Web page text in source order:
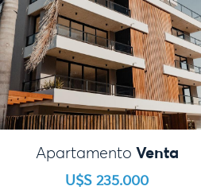
Apartamento Venta
U$S 235.000